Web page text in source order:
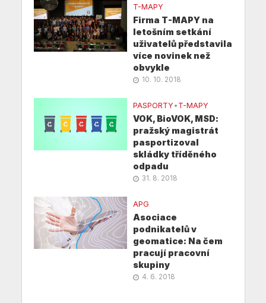
T-MAPY
Firma T-MAPY na
letošním setkání
uživatelů představila
více novinek než
obvykle
10. 10. 2018
PASPORTY • T-MAPY
VOK, BioVOK, MSD:
pražský magistrát
pasportizoval
skládky tříděného
odpadu
31. 8. 2018
APG
Asociace
podnikatelů v
geomatice: Na čem
pracují pracovní
skupiny
4. 6. 2018